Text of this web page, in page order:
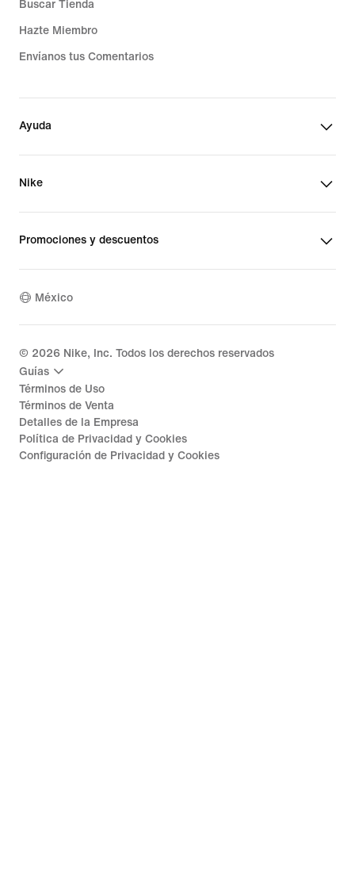
Buscar Tienda
Hazte Miembro
Envíanos tus Comentarios
Ayuda
Nike
Promociones y descuentos
México
© 2026 Nike, Inc. Todos los derechos reservados
Guías
Términos de Uso
Términos de Venta
Detalles de la Empresa
Política de Privacidad y Cookies
Configuración de Privacidad y Cookies